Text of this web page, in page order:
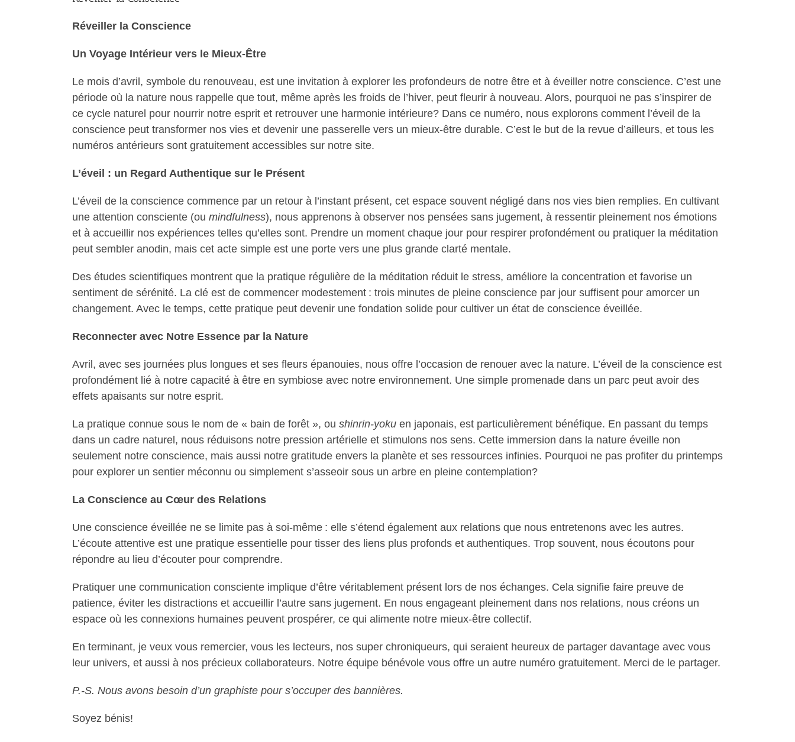
Réveiller la Conscience
Un Voyage Intérieur vers le Mieux-Être
Le mois d’avril, symbole du renouveau, est une invitation à explorer les profondeurs de notre être et à éveiller notre conscience. C’est une
période où la nature nous rappelle que tout, même après les froids de l’hiver, peut fleurir à nouveau. Alors, pourquoi ne pas s’inspirer de
ce cycle naturel pour nourrir notre esprit et retrouver une harmonie intérieure? Dans ce numéro, nous explorons comment l’éveil de la
conscience peut transformer nos vies et devenir une passerelle vers un mieux-être durable. C’est le but de la revue d’ailleurs, et tous les
numéros antérieurs sont gratuitement accessibles sur notre site.
L’éveil : un Regard Authentique sur le Présent
L’éveil de la conscience commence par un retour à l’instant présent, cet espace souvent négligé dans nos vies bien remplies. En cultivant
une attention consciente (ou mindfulness), nous apprenons à observer nos pensées sans jugement, à ressentir pleinement nos émotions
et à accueillir nos expériences telles qu’elles sont. Prendre un moment chaque jour pour respirer profondément ou pratiquer la méditation
peut sembler anodin, mais cet acte simple est une porte vers une plus grande clarté mentale.
Des études scientifiques montrent que la pratique régulière de la méditation réduit le stress, améliore la concentration et favorise un
sentiment de sérénité. La clé est de commencer modestement : trois minutes de pleine conscience par jour suffisent pour amorcer un
changement. Avec le temps, cette pratique peut devenir une fondation solide pour cultiver un état de conscience éveillée.
Reconnecter avec Notre Essence par la Nature
Avril, avec ses journées plus longues et ses fleurs épanouies, nous offre l’occasion de renouer avec la nature. L’éveil de la conscience est
profondément lié à notre capacité à être en symbiose avec notre environnement. Une simple promenade dans un parc peut avoir des
effets apaisants sur notre esprit.
La pratique connue sous le nom de « bain de forêt », ou shinrin-yokuen japonais, est particulièrement bénéfique. En passant du temps
dans un cadre naturel, nous réduisons notre pression artérielle et stimulons nos sens. Cette immersion dans la nature éveille non
seulement notre conscience, mais aussi notre gratitude envers la planète et ses ressources infinies. Pourquoi ne pas profiter du printemps
pour explorer un sentier méconnu ou simplement s’asseoir sous un arbre en pleine contemplation?
La Conscience au Cœur des Relations
Une conscience éveillée ne se limite pas à soi-même : elle s’étend également aux relations que nous entretenons avec les autres.
L’écoute attentive est une pratique essentielle pour tisser des liens plus profonds et authentiques. Trop souvent, nous écoutons pour
répondre au lieu d’écouter pour comprendre.
Pratiquer une communication consciente implique d’être véritablement présent lors de nos échanges. Cela signifie faire preuve de
patience, éviter les distractions et accueillir l’autre sans jugement. En nous engageant pleinement dans nos relations, nous créons un
espace où les connexions humaines peuvent prospérer, ce qui alimente notre mieux-être collectif.
En terminant, je veux vous remercier, vous les lecteurs, nos super chroniqueurs, qui seraient heureux de partager davantage avec vous
leur univers, et aussi à nos précieux collaborateurs. Notre équipe bénévole vous offre un autre numéro gratuitement. Merci de le partager.
P.-S. Nous avons besoin d’un graphiste pour s’occuper des bannières.
Soyez bénis!